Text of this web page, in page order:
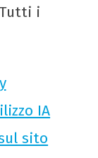
i
IA
sito